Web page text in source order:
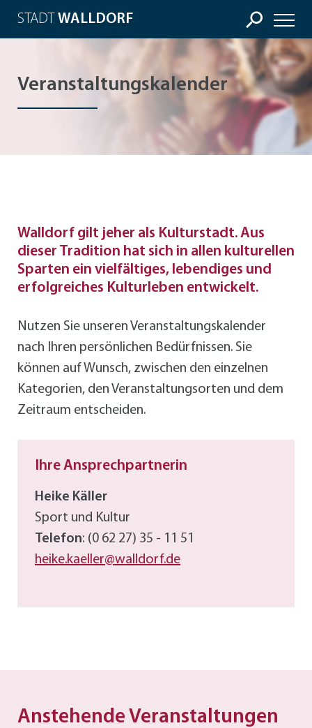
STADT WALLDORF
Veranstaltungskalender
Walldorf gilt jeher als Kulturstadt. Aus
dieser Tradition hat sich in allen kulturellen
Sparten ein vielfältiges, lebendiges und
erfolgreiches Kulturleben entwickelt.
Nutzen Sie unseren Veranstaltungskalender
nach Ihren persönlichen Bedürfnissen. Sie
können auf Wunsch, zwischen den einzelnen
Kategorien, den Veranstaltungsorten und dem
Zeitraum entscheiden.
Ihre Ansprechpartnerin
Heike Käller
Sport und Kultur
Telefon: (0 62 27) 35 - 11 51
heike.kaeller@walldorf.de
Anstehende Veranstaltungen